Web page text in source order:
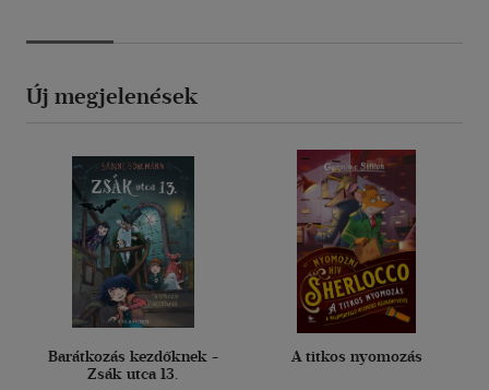
Új megjelenések
Barátkozás kezdőknek -
Zsák utca 13.
A titkos nyomozás